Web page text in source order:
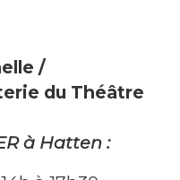
/
du Théâtre
à Hatten :